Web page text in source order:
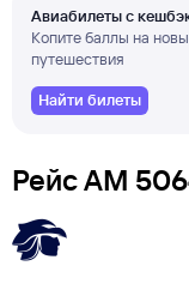
Авиабилеты с
Копите баллы на
путешествия
Найти билеты
Рейс AM